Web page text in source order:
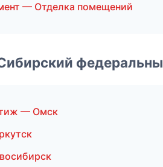
— Отделка помещений
— Омск